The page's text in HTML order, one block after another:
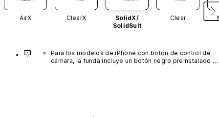
AirX ClearX
SolidX/
SolidSuit
Clear
Para los modelos de iPhone con botón de control de
cámara, la funda incluye un botón negro preinstalado